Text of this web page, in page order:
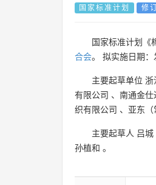
国家标准计划 修
国家标准计划《
合会。 拟实施日期：
主要起草单位 浙
有限公司 、 南通金仕
织有限公司 、 亚东（
主要起草人 吕城
孙植和 。